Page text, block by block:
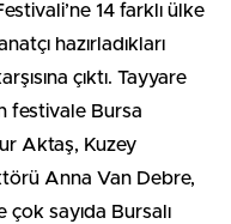
14 farklı ülke
hazırladıkları
çıktı. Tayyare
festivale Bursa
Aktaş, Kuzey
Anna Van Debre,
sayıda Bursalı